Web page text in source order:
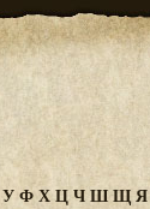
УФХЦЧШЩЯ